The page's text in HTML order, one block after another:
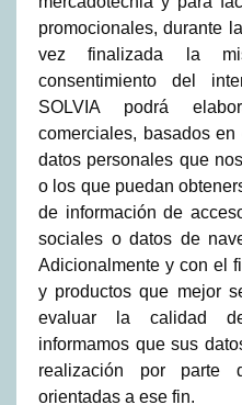
promocionales, durante
vez finalizada la
consentimiento del
SOLVIA podrá
comerciales, basados
datos personales que
o los que puedan
de información de
sociales o datos de
Adicionalmente y con el
y productos que mejor
evaluar la calidad
informamos que sus
realización por parte
orientadas a ese fin.